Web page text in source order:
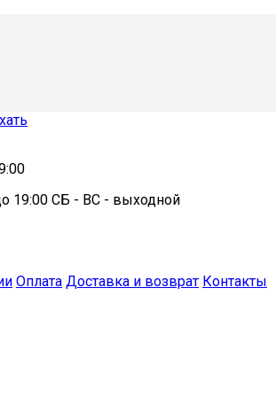
19:00 СБ - ВС - выходной
Оплата Доставка и возврат Контакты